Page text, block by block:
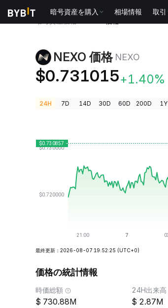
暗号資産を購入 相場情報 取引
NEXO 価格 NEXO
$0.731015+1.40%
24H 7D 14D 30D 60D 200D 1Y
最終更新：2026-08-07 19:52:25 (UTC+0)
価格の統計情報
時価総額
730.88M
24H出来高
2.87M